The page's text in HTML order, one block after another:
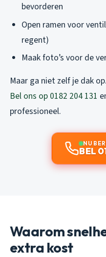
bevorderen
Open ramen voor
regent)
Maak foto’s voor de
Maar ga niet zelf je dak
Bel ons op 0182 204 131
professioneel.
NU
BEL
Waarom
extra kost